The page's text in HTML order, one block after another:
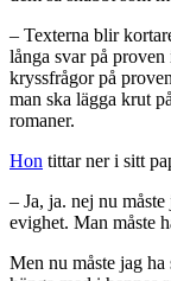
– Texterna blir
långa svar på
kryssfrågor på
man ska lägga krut
romaner.
Hon tittar ner i sitt
– Ja, ja. nej nu
evighet. Man måste
Men nu måste jag